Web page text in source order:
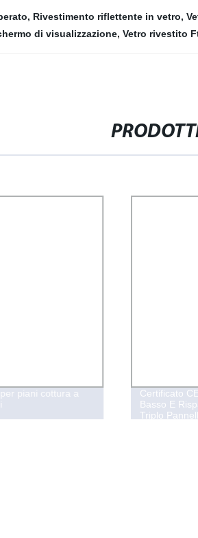
, Rivestimento riflettente in vetro,
di visualizzazione, Vetro rivestito
piani cottura a
Certificato
Basso E
Triplo